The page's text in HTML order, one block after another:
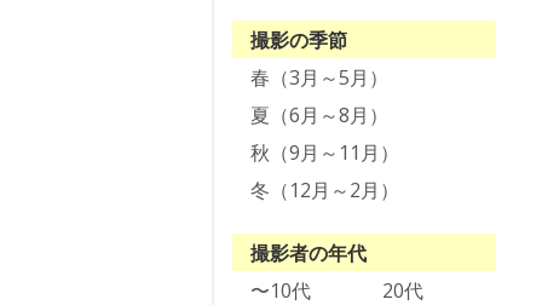
撮影の季節
春（3月～5月）
夏（6月～8月）
秋（9月～11月）
冬（12月～2月）
撮影者の年代
〜10代
20代